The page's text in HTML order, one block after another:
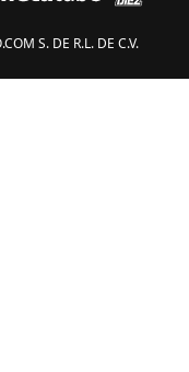
S. DE R.L. DE C.V.